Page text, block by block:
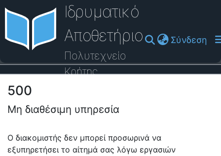
Ιδρυματικό
Αποθετήριο
Πολυτεχνείο
Κρήτης
Σύνδεση
Οδηγός Βοήθειας
500
Μη διαθέσιμη υπηρεσία
Ο διακομιστής δεν μπορεί προσωρινά να
εξυπηρετήσει το αίτημά σας λόγω εργασιών